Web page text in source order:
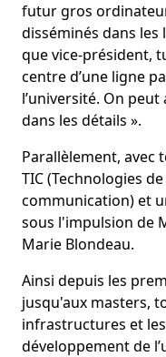
futur gros
disséminés dans
que vice-président,
centre d’une ligne
l’université. On
dans les détails ».
Parallèlement, avec
TIC (Technologies
communication) et
sous l'impulsion de
Marie Blondeau.
Ainsi depuis les
jusqu'aux masters,
infrastructures et
développement de